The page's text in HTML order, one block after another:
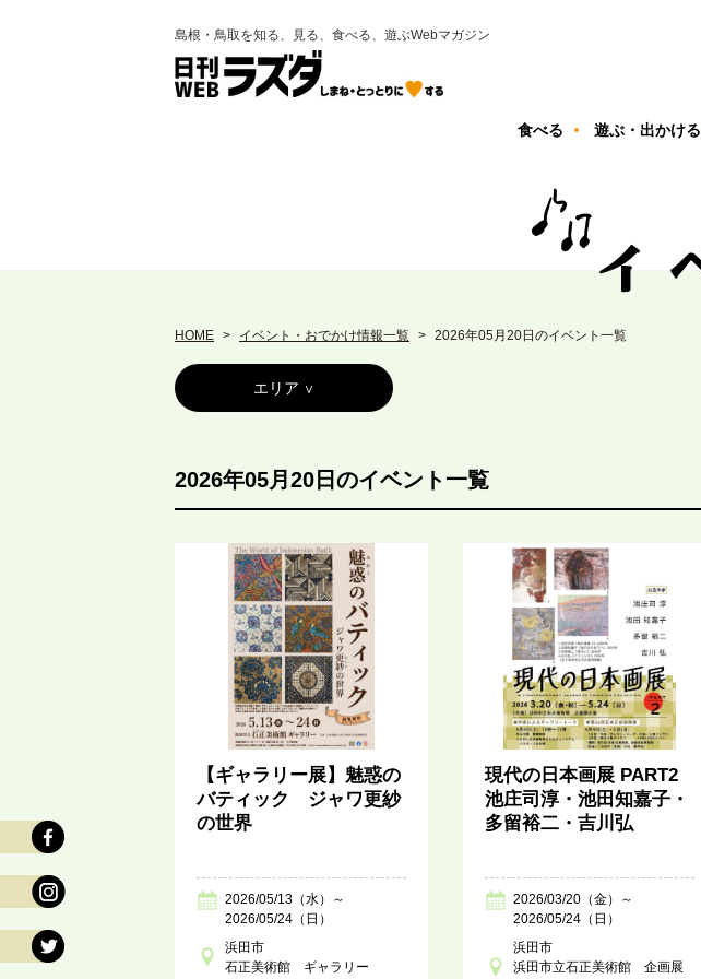
島根・鳥取を知る、見る、食べる、遊ぶWebマガジン
食べる 遊ぶ・出かける
HOME イベント・おでかけ情報一覧 2026年05月20日のイベント一覧
エリア
2026年05月20日のイベント一覧
【ギャラリー展】魅惑の
バティック ジャワ更紗
の世界
2026/05/13（水）～
2026/05/24（日）
浜田市
石正美術館 ギャラリー
現代の日本画展 PART2
池庄司淳・池田知嘉子・
多留裕二・吉川弘
2026/03/20（金）～
2026/05/24（日）
浜田市
浜田市立石正美術館 企画展